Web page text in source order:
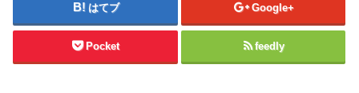
はてブ Google+
Pocket feedly